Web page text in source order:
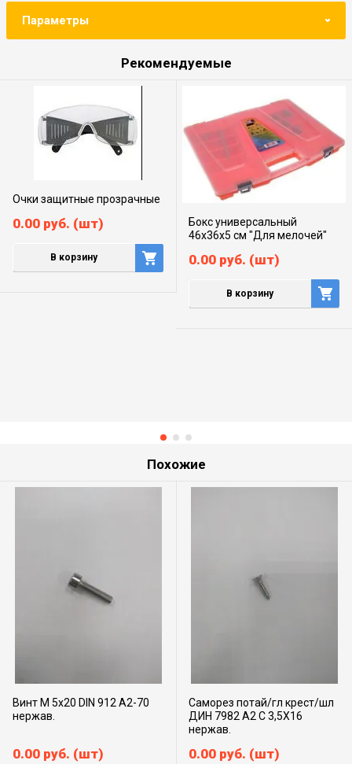
Параметры
Рекомендуемые
Очки защитные прозрачные
0.00 руб. (шт)
В корзину
Бокс универсальный
46х36х5 см "Для мелочей"
0.00 руб. (шт)
В корзину
Похожие
Винт М 5х20 DIN 912 А2-70
нержав.
0.00 руб. (шт)
Саморез потай/гл крест/шл
ДИН 7982 А2 C 3,5X16
нержав.
0.00 руб. (шт)